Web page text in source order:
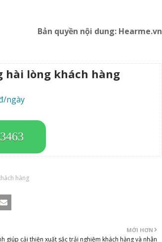
Bản quyền nội dung: Hearme.vn
hài lòng khách hàng
ngày
hàng
MỚI HƠN
giúp cải thiện xuất sắc trải nghiệm khách hàng và nhân